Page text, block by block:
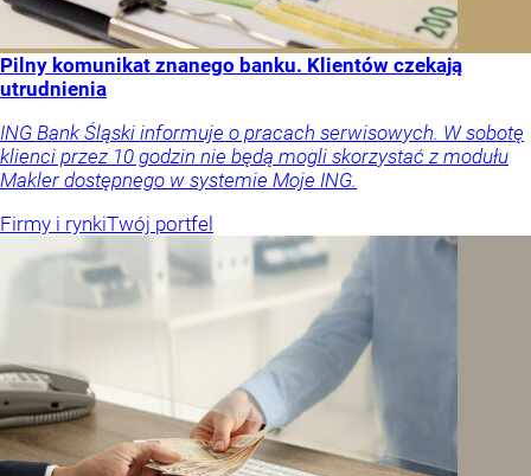
Pilny komunikat znanego banku. Klientów czekają
utrudnienia
ING Bank Śląski informuje o pracach serwisowych. W sobotę
klienci przez 10 godzin nie będą mogli skorzystać z modułu
Makler dostępnego w systemie Moje ING.
Firmy i rynkiTwój portfel